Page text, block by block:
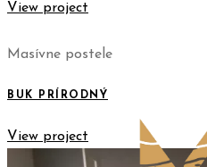
View project
Masívne postele
BUK PRÍRODNÝ
View project